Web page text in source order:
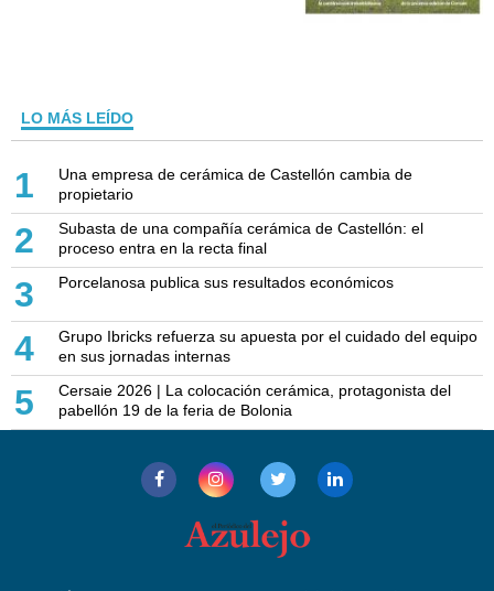
LO MÁS LEÍDO
1
Una empresa de cerámica de Castellón cambia de
propietario
2
Subasta de una compañía cerámica de Castellón: el
proceso entra en la recta final
3 Porcelanosa publica sus resultados económicos
4
Grupo Ibricks refuerza su apuesta por el cuidado del equipo
en sus jornadas internas
5
Cersaie 2026 | La colocación cerámica, protagonista del
pabellón 19 de la feria de Bolonia